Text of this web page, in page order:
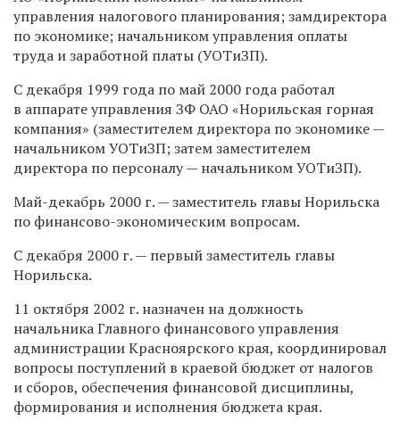
управления налогового планирования; замдиректора
по экономике; начальником управления оплаты
труда и заработной платы (УОТиЗП).
С декабря 1999 года по май 2000 года работал
в аппарате управления ЗФ ОАО «Норильская горная
компания» (заместителем директора по экономике —
начальником УОТиЗП; затем заместителем
директора по персоналу — начальником УОТиЗП).
Май-декабрь 2000 г. — заместитель главы Норильска
по финансово-экономическим вопросам.
С декабря 2000 г. — первый заместитель главы
Норильска.
11 октября 2002 г. назначен на должность
начальника Главного финансового управления
администрации Красноярского края, координировал
вопросы поступлений в краевой бюджет от налогов
и сборов, обеспечения финансовой дисциплины,
формирования и исполнения бюджета края.